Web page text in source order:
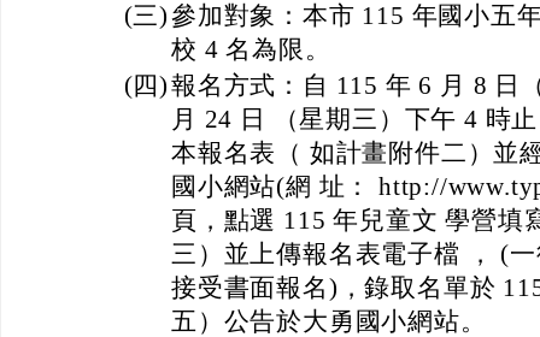
(三)參加對象：本市 115 年國小五
校 4 名為限。
(四)報名方式：自 115 年 6 月 8 日
月 24 日 （星期三）下午 4 時
本報名表（ 如計畫附件二）並
國小網站(網 址： http://
頁，點選 115 年兒童文 學營填
三）並上傳報名表電子檔 ， (
接受書面報名)，錄取名單於
五）公告於大勇國小網站。